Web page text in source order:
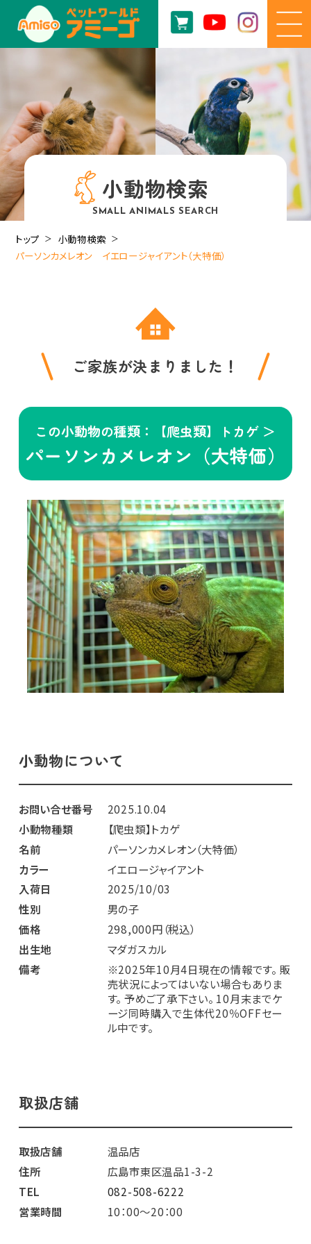
小動物検索
SMALL ANIMALS SEARCH
トップ
小動物検索
パーソンカメレオン イエロージャイアント（大特価）
ご家族が決まりました！
この小動物の種類：【爬虫類】トカゲ ＞
パーソンカメレオン（大特価）
小動物について
お問い合せ番号
2025.10.04
小動物種類
【爬虫類】トカゲ
名前
パーソンカメレオン（大特価）
カラー
イエロージャイアント
入荷日
2025/10/03
性別
男の子
価格
298,000円（税込）
出生地
マダガスカル
備考
※2025年10月4日現在の情報です。 販
売状況によってはいない場合もありま
す。 予めご了承下さい。 10月末までケ
ージ同時購入で生体代20％OFFセー
ル中です。
取扱店舗
取扱店舗
温品店
住所
広島市東区温品1-3-2
TEL
082-508-6222
営業時間
10：00～20：00